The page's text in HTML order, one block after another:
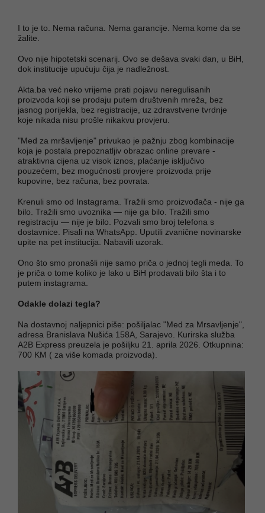
I to je to. Nema računa. Nema garancije. Nema kome da se
žalite.
Ovo nije hipotetski scenarij. Ovo se dešava svaki dan, u BiH,
dok institucije upućuju čija je nadležnost.
Akta.ba već neko vrijeme prati pojavu neregulisanih
proizvoda koji se prodaju putem društvenih mreža, bez
jasnog porijekla, bez registracije, uz zdravstvene tvrdnje
koje nikada nisu prošle nikakvu provjeru.
"Med za mršavljenje" privukao je pažnju zbog kombinacije
koja je postala prepoznatljiv obrazac online prevare -
atraktivna cijena uz visok iznos, plaćanje isključivo
pouzećem, bez mogućnosti provjere proizvoda prije
kupovine, bez računa, bez povrata.
Krenuli smo od Instagrama. Tražili smo proizvođača - nije ga
bilo. Tražili smo uvoznika — nije ga bilo. Tražili smo
registraciju — nije je bilo. Pozvali smo broj telefona s
dostavnice. Pisali na WhatsApp. Uputili zvanične novinarske
upite na pet institucija. Nabavili uzorak.
Ono što smo pronašli nije samo priča o jednoj tegli meda. To
je priča o tome koliko je lako u BiH prodavati bilo šta i to
putem instagrama.
Odakle dolazi tegla?
Na dostavnoj naljepnici piše: pošiljalac "Med za Mrsavljenje",
adresa Branislava Nušića 158A, Sarajevo. Kurirska služba
A2B Express preuzela je pošiljku 21. aprila 2026. Otkupnina:
700 KM ( za više komada proizvoda).